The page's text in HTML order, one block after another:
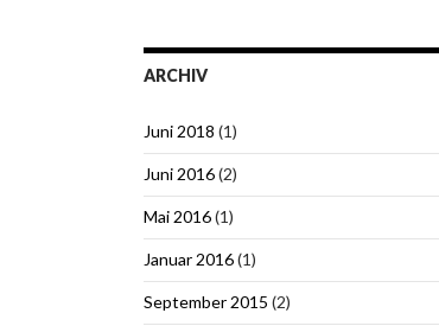
ARCHIV
Juni 2018 (1)
Juni 2016(2)
Mai 2016(1)
Januar 2016(1)
September 2015 (2)